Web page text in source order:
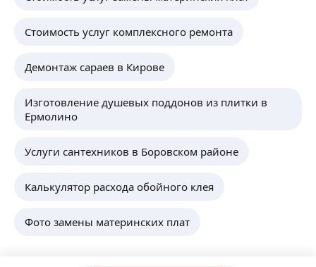
Стоимость услуг комплексного ремонта
Демонтаж сараев в Кирове
Изготовление душевых поддонов из плитки в
Ермолино
Услуги сантехников в Боровском районе
Калькулятор расхода обойного клея
Фото замены материнских плат